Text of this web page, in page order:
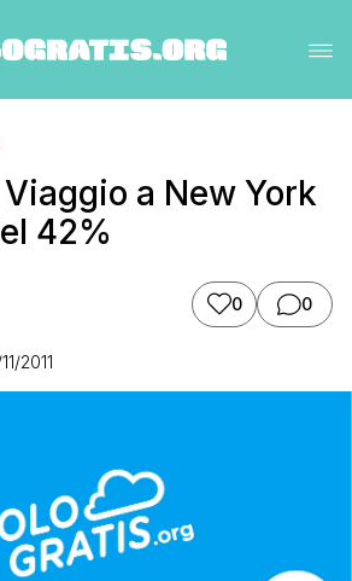
a New York
42%
0 0
2011